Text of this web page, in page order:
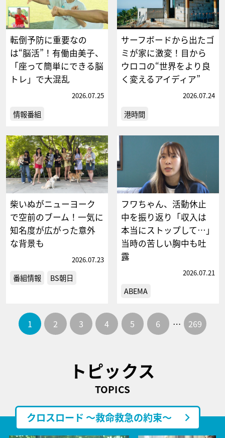
転倒予防に重要なの
は“脳活”！有働由美子、
「座って簡単にできる脳
トレ」で大混乱
2026.07.25
情報番組
サーフボードから出たゴ
ミが家に激変！目から
ウロコの“世界をより良
く変えるアイディア”
2026.07.24
港時間
柴いぬがニューヨーク
で空前のブーム！一気に
知名度が広がった意外
な背景も
2026.07.23
番組情報 BS朝日
フワちゃん、活動休止
中を振り返り「収入は
本当にストップして…」
当時の苦しい胸中も吐
露
2026.07.21
ABEMA
1 2 3 4 5 6 … 269
トピックス
TOPICS
クロスロード ～救命救急の約束～